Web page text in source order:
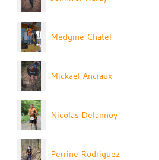
Medgine Chatel
Mickael Anciaux
Nicolas Delannoy
Perrine Rodriguez